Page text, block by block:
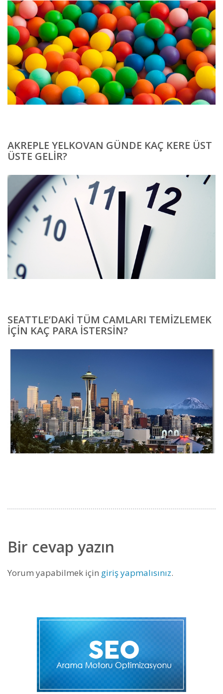
AKREPLE YELKOVAN GÜNDE KAÇ KERE ÜST
ÜSTE GELIR?
SEATTLE’DAKI TÜM CAMLARI TEMIZLEMEK
IÇIN KAÇ PARA ISTERSIN?
Bir cevap yazın
Yorum yapabilmek için giriş yapmalısınız.